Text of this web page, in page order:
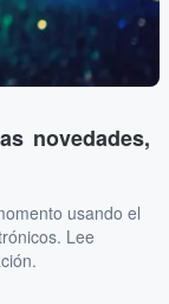
novedades,
usando el
Lee